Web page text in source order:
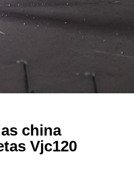
china
Vjc120